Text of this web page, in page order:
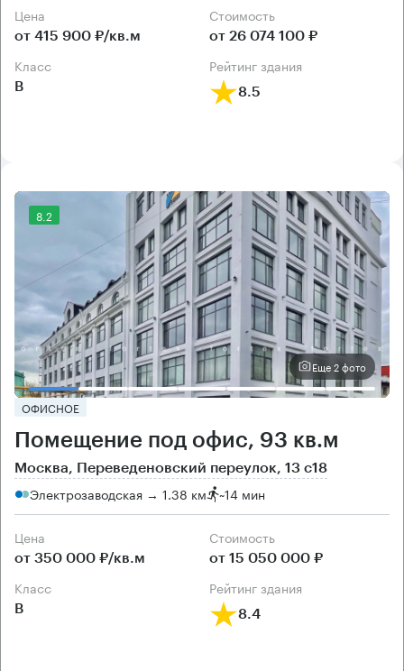
Цена
от 415 900 ₽/кв.м
Cтоимость
от 26 074 100 ₽
класс
B
рейтинг здания
8.5
8.2
Еще 2 фото
ОФИСНОЕ
Помещение под офис, 93 кв.м
Москва, Переведеновский переулок, 13 с18
Электрозаводская → 1.38 км ~14 мин
Цена
от 350 000 ₽/кв.м
Cтоимость
от 15 050 000 ₽
класс
B
рейтинг здания
8.4